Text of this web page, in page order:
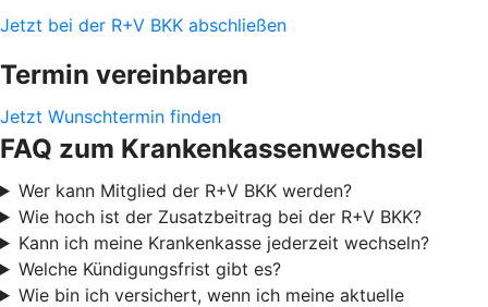
Jetzt bei der R+V BKK abschließen
Termin vereinbaren
Jetzt Wunschtermin finden
FAQ zum Krankenkassenwechsel
Wer kann Mitglied der R+V BKK werden?
Wie hoch ist der Zusatzbeitrag bei der R+V BKK?
Kann ich meine Krankenkasse jederzeit wechseln?
Welche Kündigungsfrist gibt es?
Wie bin ich versichert, wenn ich meine aktuelle